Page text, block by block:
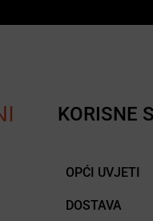
KORISNE
OPĆI UVJETI
DOSTAVA